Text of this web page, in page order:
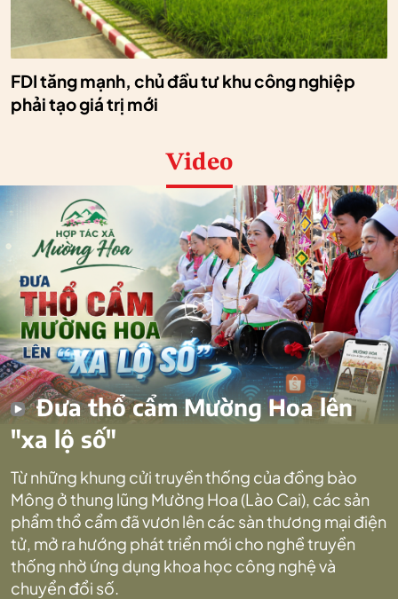
FDI tăng mạnh, chủ đầu tư khu công nghiệp
phải tạo giá trị mới
Video
Đưa thổ cẩm Mường Hoa lên
"xa lộ số"
Từ những khung cửi truyền thống của đồng bào
Mông ở thung lũng Mường Hoa (Lào Cai), các sản
phẩm thổ cẩm đã vươn lên các sàn thương mại điện
tử, mở ra hướng phát triển mới cho nghề truyền
thống nhờ ứng dụng khoa học công nghệ và
chuyển đổi số.